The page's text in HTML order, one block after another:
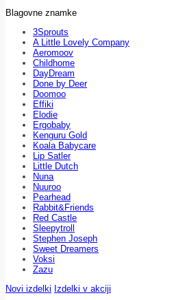
Blagovne znamke
3Sprouts
A Little Lovely Company
Aeromoov
Childhome
DayDream
Done by Deer
Doomoo
Effiki
Elodie
Ergobaby
Kenguru Gold
Koala Babycare
Lip Satler
Little Dutch
Nuna
Nuuroo
Pearhead
Rabbit&Friends
Red Castle
Sleepytroll
Stephen Joseph
Sweet Dreamers
Voksi
Zazu
Novi izdelki Izdelki v akciji